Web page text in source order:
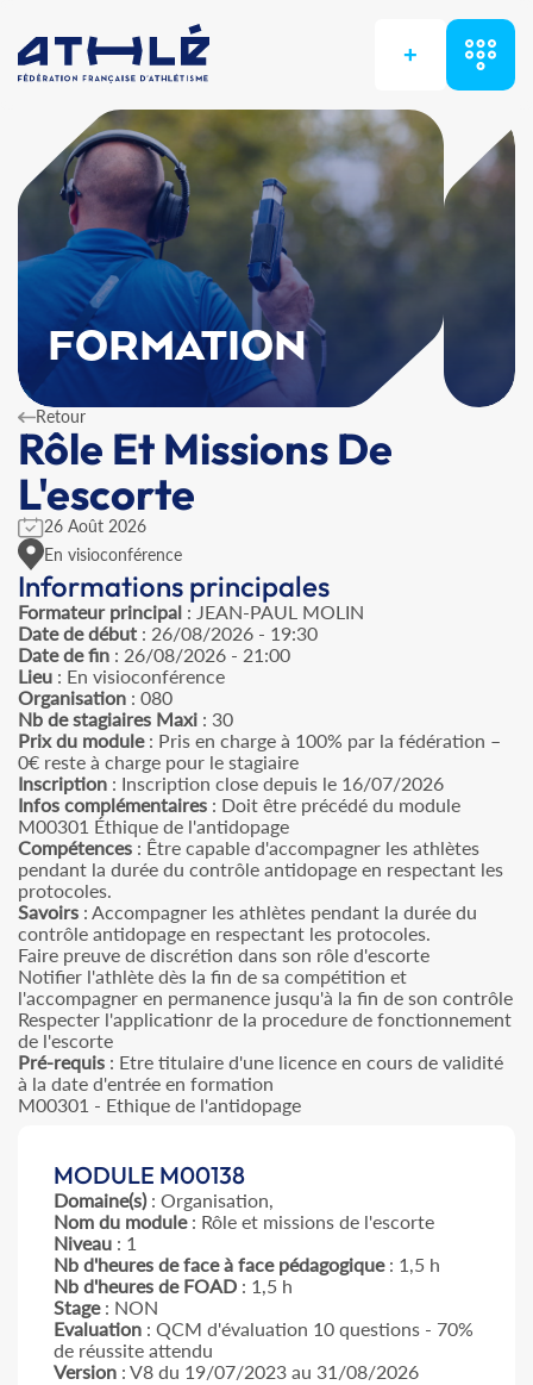
+
FORMATION
Retour
Rôle Et Missions De
L'escorte
26 Août 2026
En visioconférence
Informations principales
Formateur principal : JEAN-PAUL MOLIN
Date de début : 26/08/2026 - 19:30
Date de fin : 26/08/2026 - 21:00
Lieu : En visioconférence
Organisation : 080
Nb de stagiaires Maxi : 30
Prix du module: Pris en charge à 100% par la fédération –
0€ reste à charge pour le stagiaire
Inscription : Inscription close depuis le 16/07/2026
Infos complémentaires : Doit être précédé du module
M00301 Éthique de l'antidopage
Compétences : Être capable d'accompagner les athlètes
pendant la durée du contrôle antidopage en respectant les
protocoles.
Savoirs : Accompagner les athlètes pendant la durée du
contrôle antidopage en respectant les protocoles.
Faire preuve de discrétion dans son rôle d'escorte
Notifier l'athlète dès la fin de sa compétition et
l'accompagner en permanence jusqu'à la fin de son contrôle
Respecter l'applicationr de la procedure de fonctionnement
de l'escorte
Pré-requis : Etre titulaire d'une licence en cours de validité
à la date d'entrée en formation
M00301 - Ethique de l'antidopage
MODULE M00138
Domaine(s): Organisation,
Nom du module: Rôle et missions de l'escorte
Niveau : 1
Nb d'heures de face à face pédagogique: 1,5 h
Nb d'heures de FOAD : 1,5 h
Stage: NON
Evaluation : QCM d'évaluation 10 questions - 70%
de réussite attendu
Version : V8 du 19/07/2023 au 31/08/2026